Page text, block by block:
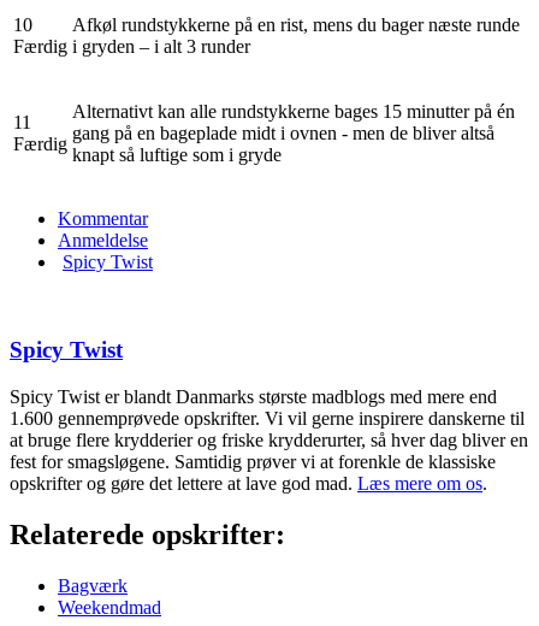
10
Færdig
Afkøl rundstykkerne på en rist, mens du bager næste runde
i gryden – i alt 3 runder
11
Færdig
Alternativt kan alle rundstykkerne bages 15 minutter på én
gang på en bageplade midt i ovnen - men de bliver altså
knapt så luftige som i gryde
Kommentar
Anmeldelse
Spicy Twist
Spicy Twist
Spicy Twist er blandt Danmarks største madblogs med mere end
1.600 gennemprøvede opskrifter. Vi vil gerne inspirere danskerne til
at bruge flere krydderier og friske krydderurter, så hver dag bliver en
fest for smagsløgene. Samtidig prøver vi at forenkle de klassiske
opskrifter og gøre det lettere at lave god mad. Læs mere om os.
Relaterede opskrifter:
Bagværk
Weekendmad